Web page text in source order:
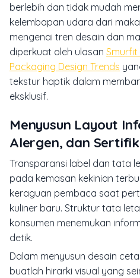
berlebih dan tidak mudah
kelembapan udara dari
mengenai tren desain dan
diperkuat oleh ulasan Smurfit
Packaging Design Trends
tekstur haptik dalam
eksklusif.
Menyusun Layout
Alergen, dan
Transparansi label dan tata
pada kemasan kekinian
keraguan pembaca saat
kuliner baru. Struktur tata
konsumen menemukan
detik.
Dalam menyusun desain
buatlah hirarki visual yang